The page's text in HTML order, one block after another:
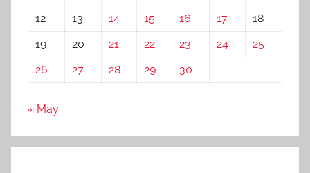
12
13 14 15 16 17
18
19
20 21 22 23 24
25
26
27 28 29 30
« May